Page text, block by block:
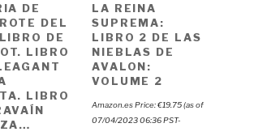
DE
DEL
DE
LIBRO
LIBRO
LA REINA
SUPREMA:
LIBRO 2 DE LAS
NIEBLAS DE
AVALON:
VOLUME 2
Amazon.es Price:€19.75(as of
07/04/2023 06:36 PST-